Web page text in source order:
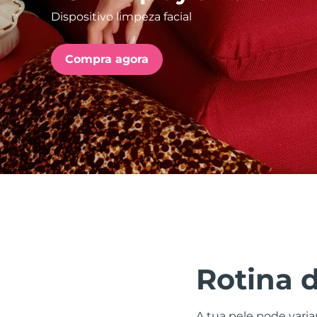
Dispositivo limpeza facial
Compra agora
Rotina
issa™ Teeth Whitening Set
FAQ™ Dual LED Panel
POPULAR